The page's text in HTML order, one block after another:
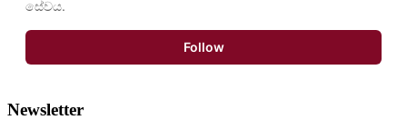
සේවය.
Follow
Newsletter